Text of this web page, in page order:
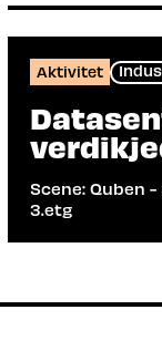
Aktivitet
Scene: Quben
3.etg
verdier,